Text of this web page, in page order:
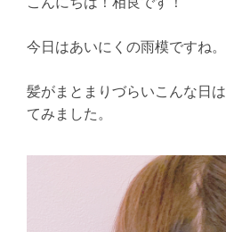
今日はあいにくの雨模ですね。
髪がまとまりづらいこんな日
てみました。